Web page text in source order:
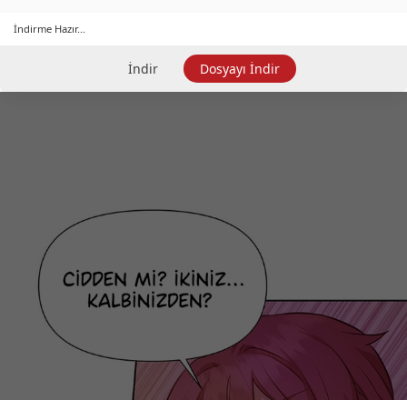
İndirme Hazır...
İndir Dosyayı İndir